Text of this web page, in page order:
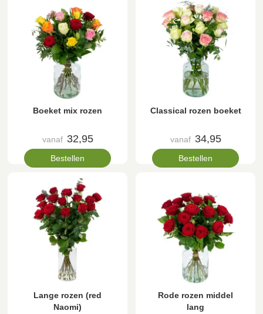
Boeket mix rozen
vanaf 32,95
Bestellen
Classical rozen boeket
vanaf 34,95
Bestellen
Lange rozen (red
Naomi)
Rode rozen middel
lang